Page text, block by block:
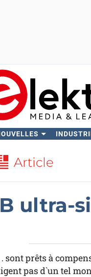
Article
ultra-
sont prêts à
pas d`un tel